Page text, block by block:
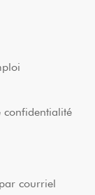
confidentialité
courriel